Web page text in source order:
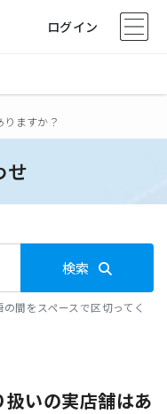
ログイン
ますか？
せ
検索
間をスペースで区切ってく
いの実店舗はあ